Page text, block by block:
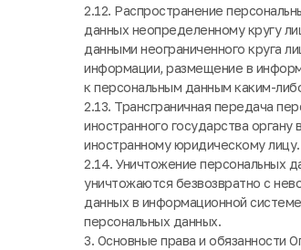
2.12. Распространение
данных неопределенному кругу
данными неограниченного круга
информации, размещение в
к персональным данным каким-
2.13. Трансграничная передача
иностранного государства
иностранному юридическому лицу.
2.14. Уничтожение персональных
уничтожаются безвозвратно с
данных в информационной
персональных данных.
3. Основные права и обязанности